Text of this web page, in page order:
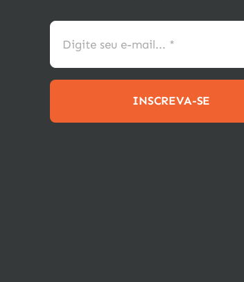
INSCREVA-SE